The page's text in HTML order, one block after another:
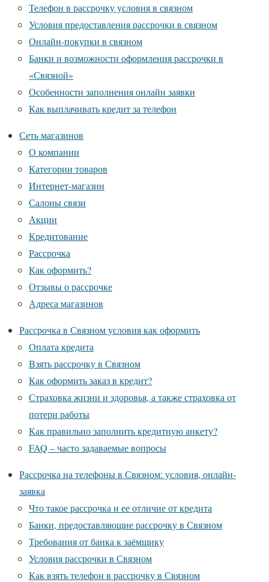
Телефон в рассрочку условия в связном
Условия предоставления рассрочки в связном
Онлайн-покупки в связном
Банки и возможности оформления рассрочки в
«Связной»
Особенности заполнения онлайн заявки
Как выплачивать кредит за телефон
Сеть магазинов
О компании
Категории товаров
Интернет-магазин
Салоны связи
Акции
Кредитование
Рассрочка
Как оформить?
Отзывы о рассрочке
Адреса магазинов
Рассрочка в Связном условия как оформить
Оплата кредита
Взять рассрочку в Связном
Как оформить заказ в кредит?
Страховка жизни и здоровья, а также страховка от
потери работы
Как правильно заполнить кредитную анкету?
FAQ – часто задаваемые вопросы
Рассрочка на телефоны в Связном: условия, онлайн-
заявка
Что такое рассрочка и ее отличие от кредита
Банки, предоставляющие рассрочку в Связном
Требования от банка к заёмщику
Условия рассрочки в Связном
Как взять телефон в рассрочку в Связном